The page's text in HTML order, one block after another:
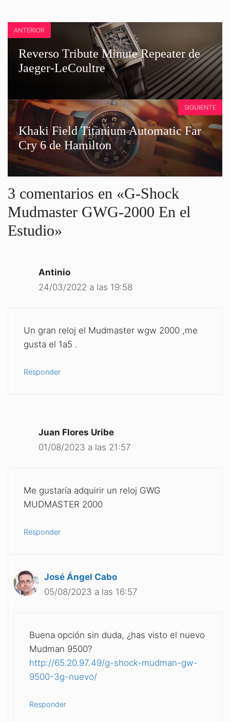
ANTERIOR
Reverso Tribute Minute Repeater de
Jaeger-LeCoultre
Khaki Field Titanium Automatic Far
Cry 6 de Hamilton
SIGUIENTE
3 comentarios en «G-Shock
Mudmaster GWG-2000 En el
Estudio»
Antinio
24/03/2022 a las 19:58
Un gran reloj el Mudmaster wgw 2000 ,me
gusta el 1a5 .
Responder
Juan Flores Uribe
01/08/2023 a las 21:57
Me gustaría adquirir un reloj GWG
MUDMASTER 2000
Responder
José Ángel Cabo
05/08/2023 a las 16:57
Buena opción sin duda, ¿has visto el nuevo
Mudman 9500?
http://65.20.97.49/g-shock-mudman-gw-
9500-3g-nuevo/
Responder